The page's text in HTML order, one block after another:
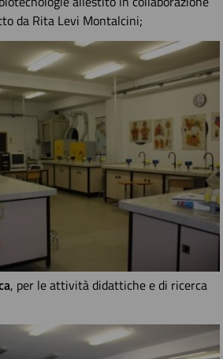
da Rita Levi Montalcini;
, per le attività didattiche e di ricerca